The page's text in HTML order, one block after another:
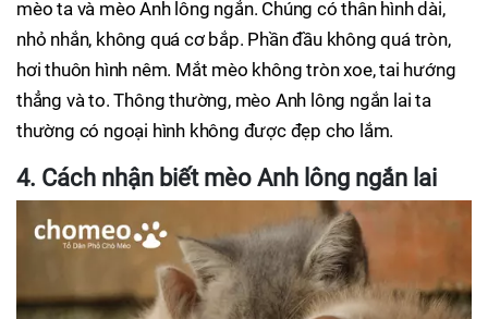
mèo ta và mèo Anh lông ngắn. Chúng có thân hình dài,
nhỏ nhắn, không quá cơ bắp. Phần đầu không quá tròn,
hơi thuôn hình nêm. Mắt mèo không tròn xoe, tai hướng
thẳng và to. Thông thường, mèo Anh lông ngắn lai ta
thường có ngoại hình không được đẹp cho lắm.
4. Cách nhận biết mèo Anh lông ngắn lai